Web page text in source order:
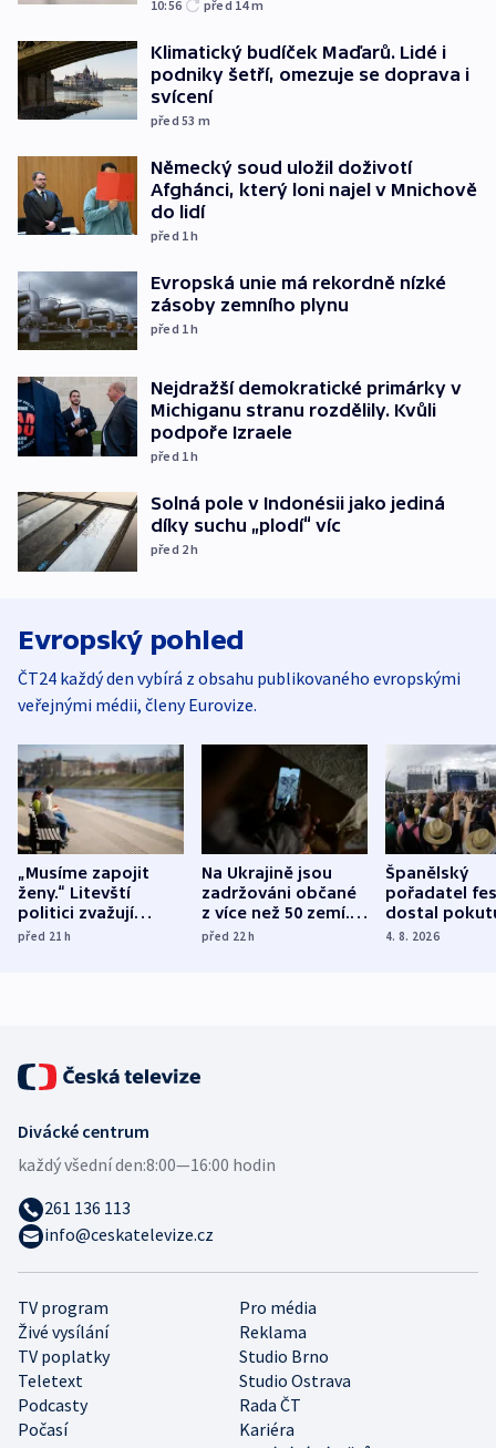
10:56 před 14m
Klimatický budíček Maďarů. Lidé i
podniky šetří, omezuje se doprava i
svícení
před 53 m
Německý soud uložil doživotí
Afghánci, který loni najel v Mnichově
do lidí
před 1h
Evropská unie má rekordně nízké
zásoby zemního plynu
před 1h
Nejdražší demokratické primárky v
Michiganu stranu rozdělily. Kvůli
podpoře Izraele
před 1h
Solná pole v Indonésii jako jediná
díky suchu „plodí“ víc
před 2h
Evropský pohled
ČT24 každý den vybírá z obsahu publikovaného evropskými
veřejnými médii, členy Eurovize.
„Musíme zapojit
ženy.“ Litevští
politici zvažují
dohodu o
před 21h
Na Ukrajině jsou
zadržováni občané
z více než 50 zemí.
Bojovali na straně
před 22h
Španělský
pořadatel
dostal
nekalé
4. 8. 2026
TV program
Pro média
Živé vysílání
Reklama
TV poplatky
Studio Brno
Teletext
Studio Ostrava
Podcasty
Rada ČT
Počasí
Kariéra
Divácké centrum
každý všední den:8:00—16:00 hodin
261 136 113
info@ceskatelevize.cz